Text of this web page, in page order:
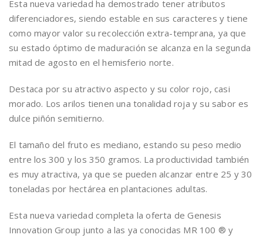
Esta nueva variedad ha demostrado tener atributos
diferenciadores, siendo estable en sus caracteres y tiene
como mayor valor su recolección extra-temprana, ya que
su estado óptimo de maduración se alcanza en la segunda
mitad de agosto en el hemisferio norte.
Destaca por su atractivo aspecto y su color rojo, casi
morado. Los arilos tienen una tonalidad roja y su sabor es
dulce piñón semitierno.
El tamaño del fruto es mediano, estando su peso medio
entre los 300 y los 350 gramos. La productividad también
es muy atractiva, ya que se pueden alcanzar entre 25 y 30
toneladas por hectárea en plantaciones adultas.
Esta nueva variedad completa la oferta de Genesis
Innovation Group junto a las ya conocidas MR 100 ® y